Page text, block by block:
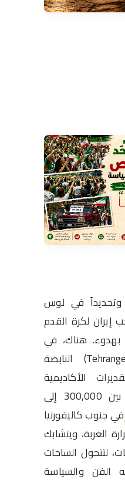
وتحديداً في لوس
إيران لكرة القدم
بهدوء. هناك، في
شوارع "طهرانجلس" (Tehrangeles) النابضة
الأكاديمية
والمجتمعية إلى وجود ما بين 300,000 إلى
في جنوب كاليفورنيا
الغربة، ويتشابك
لتتحول الساحات
والسياسة